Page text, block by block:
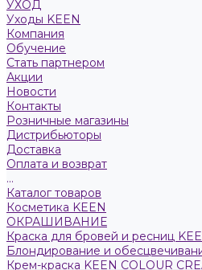
УХОД
Уходы KEEN
Компания
Обучение
Стать партнером
Акции
Новости
Контакты
Розничные магазины
Дистрибьюторы
Доставка
Оплата и возврат
...
Каталог товаров
Косметика KEEN
ОКРАШИВАНИЕ
Краска для бровей и ресниц
Блондирование и
Крем-краска KEEN COLOUR